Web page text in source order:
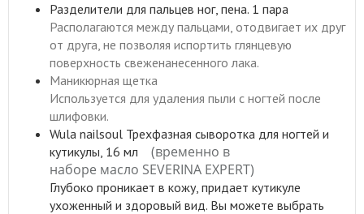
Разделители для пальцев ног, пена. 1 пара
Располагаются между пальцами, отодвигает их друг
от друга, не позволяя испортить глянцевую
поверхность свеженанесенного лака.
Маникюрная щетка
Используется для удаления пыли с ногтей после
шлифовки.
Wula nailsoul Трехфазная сыворотка для ногтей и
кутикулы, 16 мл
(временно в
наборе масло SEVERINA EXPERT)
Глубоко проникает в кожу, придает кутикуле
ухоженный и здоровый вид. Вы можете выбрать